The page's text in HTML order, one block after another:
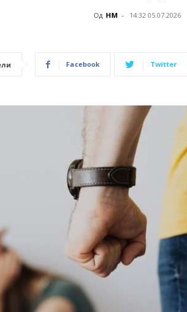
Од НМ - 14:32 05.07.2026
Facebook Twitter